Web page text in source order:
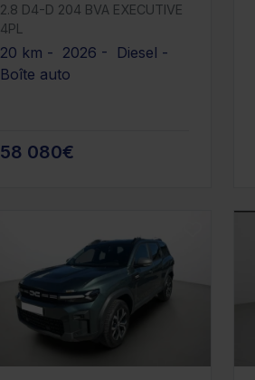
2.8 D4-D 204 BVA EXECUTIVE
4PL
20 km - 2026 - Diesel -
Boîte auto
58 080€